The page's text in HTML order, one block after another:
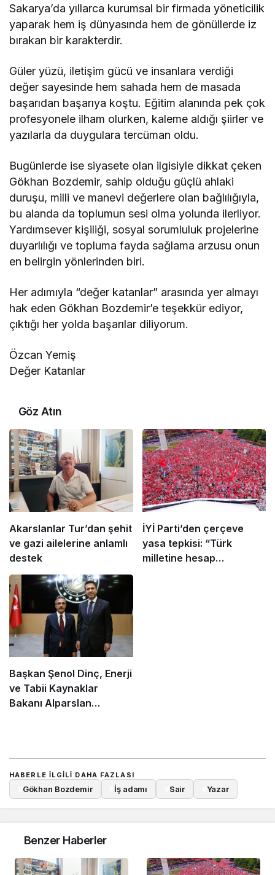
Sakarya’da yıllarca kurumsal bir firmada yöneticilik
yaparak hem iş dünyasında hem de gönüllerde iz
bırakan bir karakterdir.
Güler yüzü, iletişim gücü ve insanlara verdiği
değer sayesinde hem sahada hem de masada
başarıdan başarıya koştu. Eğitim alanında pek çok
profesyonele ilham olurken, kaleme aldığı şiirler ve
yazılarla da duygulara tercüman oldu.
Bugünlerde ise siyasete olan ilgisiyle dikkat çeken
Gökhan Bozdemir, sahip olduğu güçlü ahlaki
duruşu, milli ve manevi değerlere olan bağlılığıyla,
bu alanda da toplumun sesi olma yolunda ilerliyor.
Yardımsever kişiliği, sosyal sorumluluk projelerine
duyarlılığı ve topluma fayda sağlama arzusu onun
en belirgin yönlerinden biri.
Her adımıyla “değer katanlar” arasında yer almayı
hak eden Gökhan Bozdemir’e teşekkür ediyor,
çıktığı her yolda başarılar diliyorum.
Özcan Yemiş
Değer Katanlar
Göz Atın
Akarslanlar Tur’dan şehit
ve gazi ailelerine anlamlı
destek
İYİ Parti’den çerçeve
yasa tepkisi: “Türk
milletine hesap
Başkan Şenol Dinç, Enerji
ve Tabii Kaynaklar
Bakanı Alparslan
HABERLE ILGILI DAHA FAZLASI
Gökhan Bozdemir İş adamı Sair Yazar
Benzer Haberler